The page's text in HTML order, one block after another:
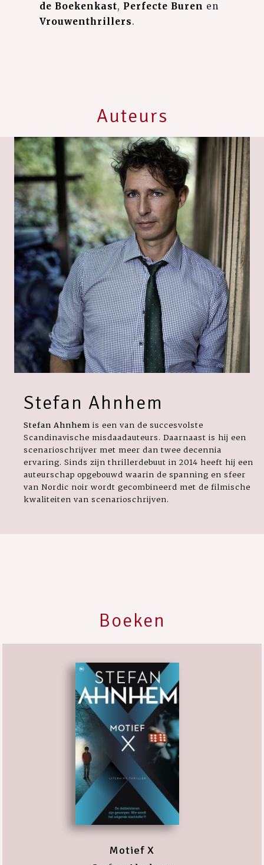
de Boekenkast, Perfecte Buren en
Vrouwenthrillers.
Auteurs
Stefan Ahnhem
Stefan Ahnhem is een van de succesvolste
Scandinavische misdaadauteurs. Daarnaast is hij een
scenarioschrijver met meer dan twee decennia
ervaring. Sinds zijn thrillerdebuut in 2014 heeft hij een
auteurschap opgebouwd waarin de spanning en sfeer
van Nordic noir wordt gecombineerd met de filmische
kwaliteiten van scenarioschrijven.
Boeken
Motief X